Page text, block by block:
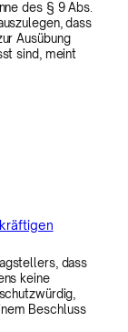
des § 9 Abs.
dass
Ausübung
sind, meint
dass
keine
Beschluss